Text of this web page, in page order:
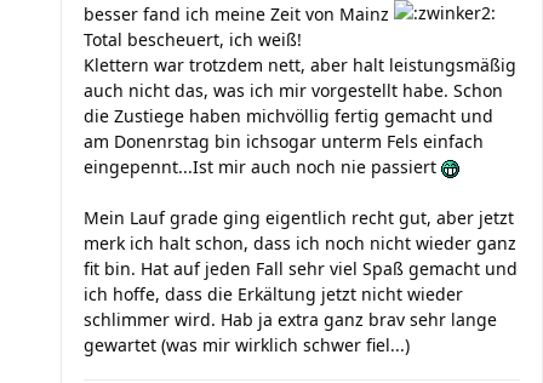
besser fand ich meine Zeit von Mainz
Total bescheuert, ich weiß!
Klettern war trotzdem nett, aber halt leistungsmäßig
auch nicht das, was ich mir vorgestellt habe. Schon
die Zustiege haben michvöllig fertig gemacht und
am Donenrstag bin ichsogar unterm Fels einfach
eingepennt...Ist mir auch noch nie passiert
Mein Lauf grade ging eigentlich recht gut, aber jetzt
merk ich halt schon, dass ich noch nicht wieder ganz
fit bin. Hat auf jeden Fall sehr viel Spaß gemacht und
ich hoffe, dass die Erkältung jetzt nicht wieder
schlimmer wird. Hab ja extra ganz brav sehr lange
gewartet (was mir wirklich schwer fiel...)